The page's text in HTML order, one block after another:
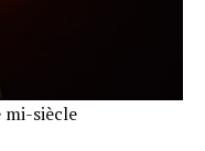
mi-siècle